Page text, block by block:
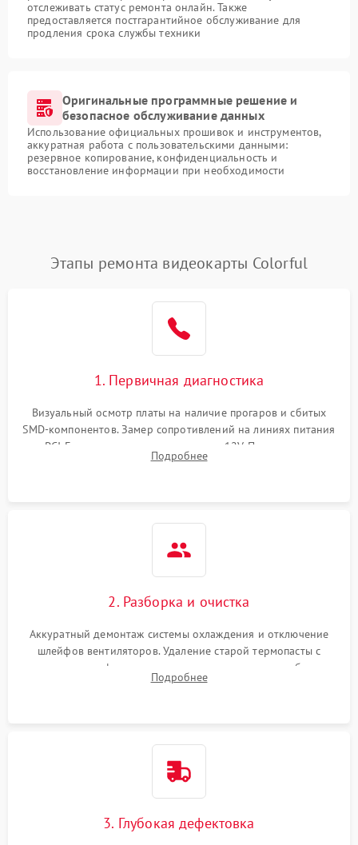
отслеживать статус ремонта онлайн. Также
предоставляется постгарантийное обслуживание для
продления срока службы техники
Оригинальные программные решение и
безопасное обслуживание данных
Использование официальных прошивок и инструментов,
аккуратная работа с пользовательскими данными:
резервное копирование, конфиденциальность и
восстановление информации при необходимости
Этапы ремонта видеокарты Colorful
1. Первичная диагностика
Визуальный осмотр платы на наличие прогаров и сбитых
SMD-компонентов. Замер сопротивлений на линиях питания
PCI-E и дополнительных разъемах 12V. Проверка на
короткое замыкание основных дросселей питания GPU и
Подробнее
2. Разборка и очистка
Аккуратный демонтаж системы охлаждения и отключение
шлейфов вентиляторов. Удаление старой термопасты с
кристалла графического чипа и термопрокладок с банок
памяти и зоны VRM. Очистка платы от пыли и окислов.
Подробнее
3. Глубокая дефектовка